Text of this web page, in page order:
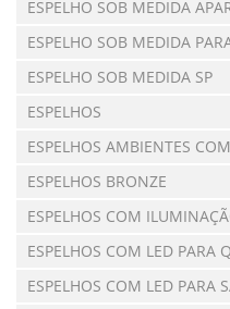
ESPELHO SOB MEDIDA
ESPELHO SOB MEDIDA
ESPELHO SOB MEDIDA SP
ESPELHOS
ESPELHOS AMBIENTES
ESPELHOS BRONZE
ESPELHOS COM
ESPELHOS COM LED PARA
ESPELHOS COM LED PARA